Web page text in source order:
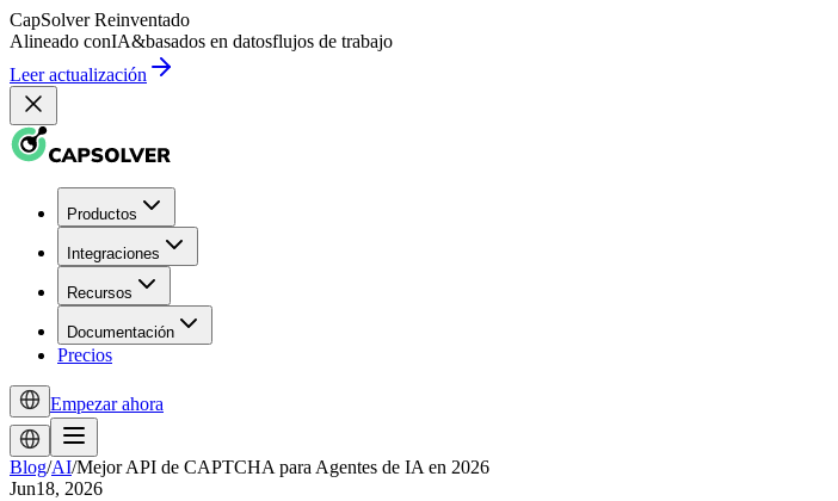
CapSolver Reinventado
Alineado conIA&basados en datosflujos de trabajo
Leer actualización
Productos
Integraciones
Recursos
Documentación
Precios
Empezar ahora
Blog/AI/Mejor API de CAPTCHA para Agentes de IA en 2026
Jun18, 2026